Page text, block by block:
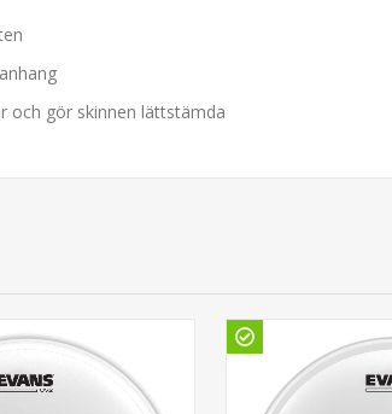
och gör skinnen lättstämda